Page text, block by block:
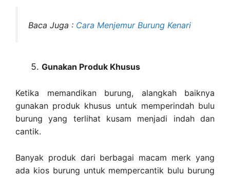
Baca Juga : Cara Menjemur Burung Kenari
Gunakan Produk Khusus
Ketika memandikan burung, alangkah baiknya
gunakan produk khusus untuk memperindah bulu
burung yang terlihat kusam menjadi indah dan
cantik.
Banyak produk dari berbagai macam merk yang
ada kios burung untuk mempercantik bulu burung